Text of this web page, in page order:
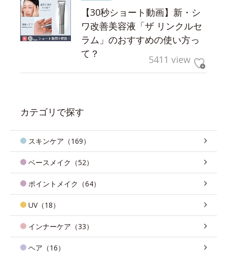
【30秒ショート動画】新・シ
ワ改善美容液「ザ リンクルセ
ラム」のおすすめの使い方っ
て？
5411 view
カテゴリで探す
スキンケア（169）
ベースメイク（52）
ポイントメイク（64）
UV（18）
インナーケア（33）
ヘア（16）